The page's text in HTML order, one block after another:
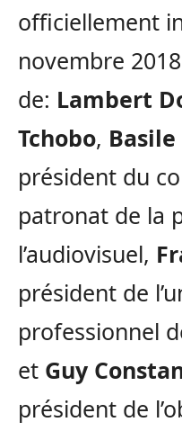
officiellement
novembre
de: Lambert
Tchobo, Basile
président du
patronat de la
l’audiovisuel,
président de
professionnel
et Guy
président de